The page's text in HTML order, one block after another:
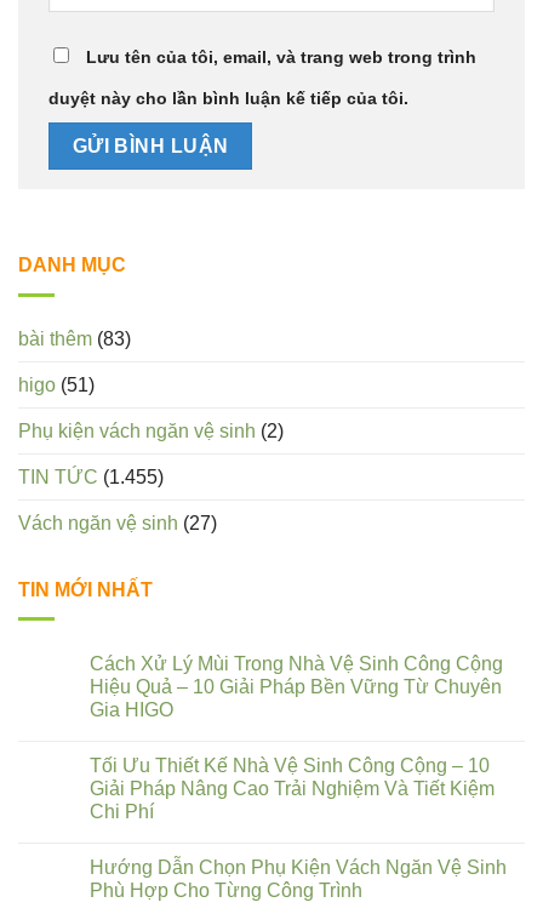
Lưu tên của tôi, email, và trang web trong trình
duyệt này cho lần bình luận kế tiếp của tôi.
DANH MỤC
bài thêm (83)
higo (51)
Phụ kiện vách ngăn vệ sinh (2)
TIN TỨC (1.455)
Vách ngăn vệ sinh (27)
TIN MỚI NHẤT
Cách Xử Lý Mùi Trong Nhà Vệ Sinh Công Cộng
Hiệu Quả – 10 Giải Pháp Bền Vững Từ Chuyên
Gia HIGO
Tối Ưu Thiết Kế Nhà Vệ Sinh Công Cộng – 10
Giải Pháp Nâng Cao Trải Nghiệm Và Tiết Kiệm
Chi Phí
Hướng Dẫn Chọn Phụ Kiện Vách Ngăn Vệ Sinh
Phù Hợp Cho Từng Công Trình